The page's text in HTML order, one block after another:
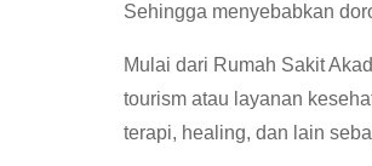
Sehingga menyebabkan
Mulai dari Rumah Sakit
tourism atau layanan
terapi, healing, dan lain